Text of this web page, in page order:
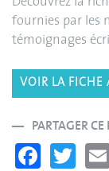
fournies par les
témoignages
VOIR LA FICHE
PARTAGER CE
Fa T